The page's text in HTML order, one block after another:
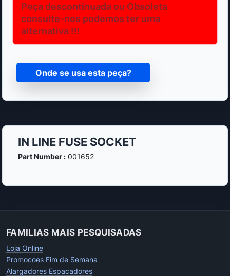
Peça descontinuada ou Obsoleta
consulte-nos podemos ter uma
alternativa !!!
Onde se usa esta peça?
IN LINE FUSE SOCKET
Part Number :001652
FAMILIAS MAIS PESQUISADAS
Loja Online
Promocoes Fim de Semana
Alargadores Espacadores